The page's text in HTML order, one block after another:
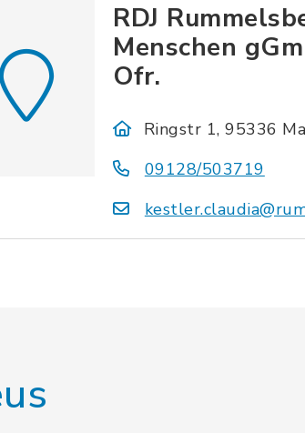
RDJ
Menschen
Ofr.
Ringstr 1, 95336
09128/503719